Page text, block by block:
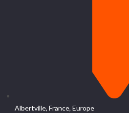
Albertville, France, Europe